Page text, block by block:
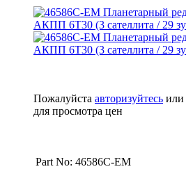
Пожалуйста авторизуйтесь или
для просмотра цен
Part No: 46586C-EM